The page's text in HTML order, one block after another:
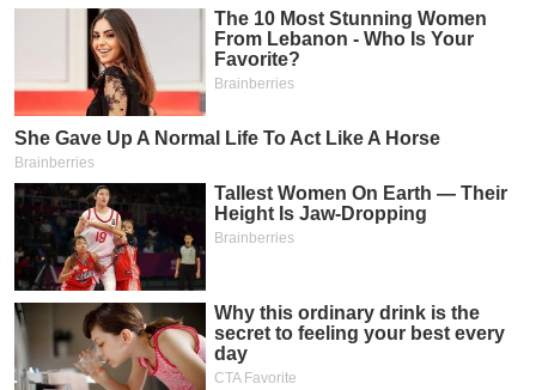
CÔNG
THÔNG
TIN
DỊCH
VỤ
TRUYỀN
THÔNG